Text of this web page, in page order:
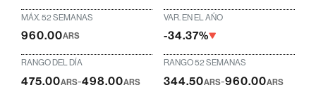
MÁX. 52 SEMANAS
960.00ARS
VAR. EN EL AÑO
-34.37%
RANGO DEL DÍA
475.00ARS-498.00ARS
RANGO 52 SEMANAS
344.50ARS-960.00ARS